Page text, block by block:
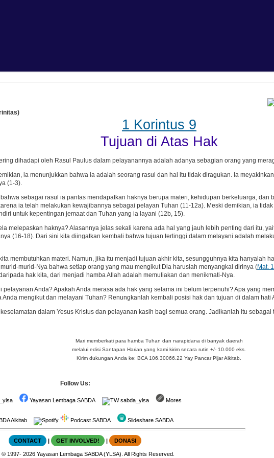
1 Korintus 9
Tujuan di Atas Hak
dihadapi oleh Rasul Paulus dalam pelayanannya adalah adanya sebagian orang yang
ia menunjukkan bahwa ia adalah seorang rasul dan hal itu tidak diragukan. Ia
(1-3).
sebagai rasul ia pantas mendapatkan haknya berupa materi, kehidupan berkeluarga, dan
ia telah melakukan kewajibannya sebagai pelayan Tuhan (11-12a). Meski demikian, ia
untuk kepentingan jemaat dan Tuhan yang ia layani (12b, 15).
melepaskan haknya? Alasannya jelas sekali karena ada hal yang jauh lebih penting dari itu,
(16-18). Dari sini kita diingatkan kembali bahwa tujuan tertinggi dalam melayani adalah
membutuhkan materi. Namun, jika itu menjadi tujuan akhir kita, sesungguhnya kita hanyalah
murid-Nya bahwa setiap orang yang mau mengikut Dia haruslah menyangkal dirinya (Mat.
hak kita, dari menjadi hamba Allah adalah memuliakan dan menikmati-Nya.
Anda? Apakah Anda merasa ada hak yang selama ini belum terpenuhi? Apa yang
Anda mengikut dan melayani Tuhan? Renungkanlah kembali posisi hak dan tujuan di dalam
dalam Yesus Kristus dan pelayanan kasih bagi semua orang. Jadikanlah itu sebagai
Mari memberkati para hamba Tuhan dan narapidana di banyak daerah
melalui edisi Santapan Harian yang kami kirim secara rutin +/- 10.000 eks.
Kirim dukungan Anda ke: BCA 106.30066.22 Yay Pancar Pijar Alkitab.
Follow Us:
Yayasan Lembaga SABDA sabda_ylsa Mores
Alkitab Podcast SABDA Slideshare SABDA
CONTACT | GET INVOLVED! | DONASI
© 1997- 2026 Yayasan Lembaga SABDA (YLSA). All Rights Reserved.